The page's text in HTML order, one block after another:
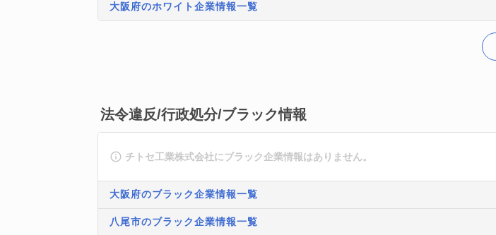
大阪府のホワイト企業情報一覧
法令違反/行政処分/ブラック情報
チトセ工業株式会社にブラック企業情報はありません。
大阪府のブラック企業情報一覧
八尾市のブラック企業情報一覧